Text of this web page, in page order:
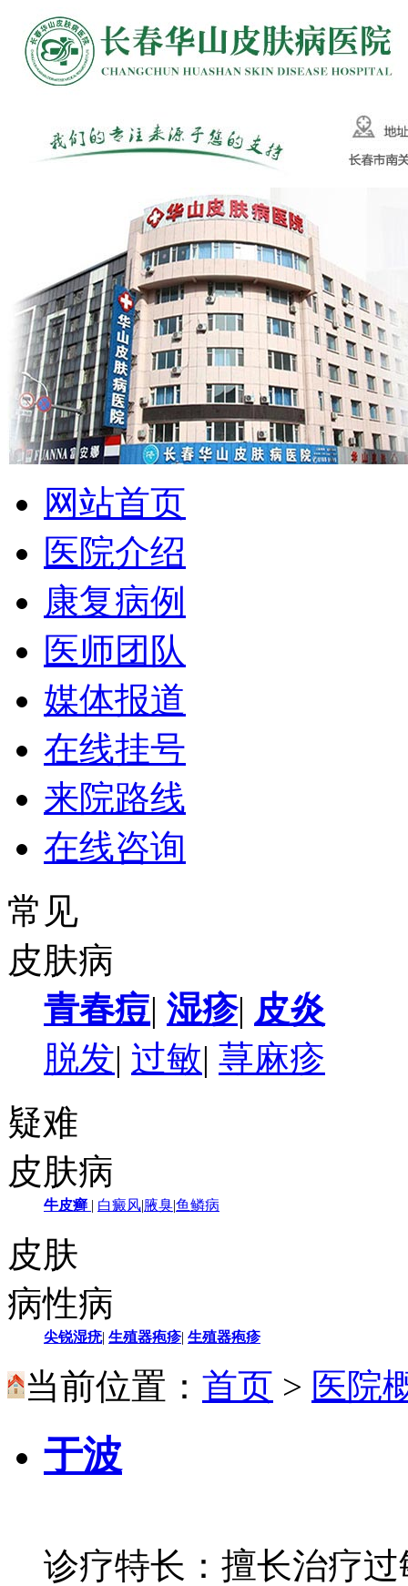
网站首页
医院介绍
康复病例
医师团队
媒体报道
在线挂号
来院路线
在线咨询
常见
皮肤病
青春痘| 湿疹| 皮炎
脱发| 过敏| 荨麻疹
疑难
皮肤病
牛皮癣 | 白癜风|腋臭|鱼鳞病
皮肤
病性病
尖锐湿疣| 生殖器疱疹| 生殖器疱疹
当前位置： 首页 > 医院
于波
诊疗特长：擅长治疗